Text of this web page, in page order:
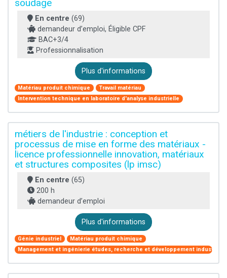
soudage
En centre (69)
demandeur d’emploi, Éligible CPF
BAC+3/4
Professionnalisation
Plus d'informations
Matériau produit chimique
Travail matériau
Intervention technique en laboratoire d'analyse industrielle
métiers de l'industrie : conception et
processus de mise en forme des matériaux -
licence professionnelle innovation, matériaux
et structures composites (lp imsc)
En centre (65)
200 h
demandeur d’emploi
Plus d'informations
Génie industriel
Matériau produit chimique
Management et ingénierie études, recherche et développement industriel